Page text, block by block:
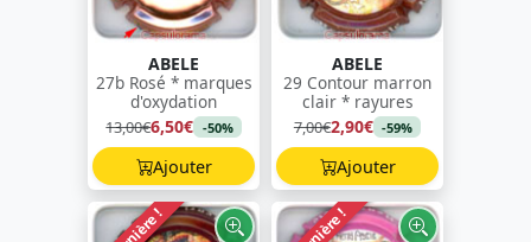
ABELE
27b Rosé * marques
d'oxydation
13,00€6,50€ -50%
Ajouter
ABELE
29 Contour marron
clair * rayures
7,00€2,90€ -59%
Ajouter